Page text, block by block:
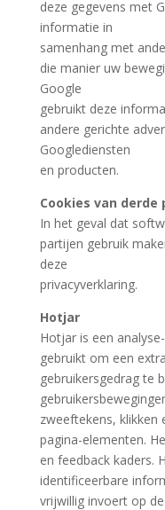
deze gegevens met
informatie in
samenhang met
die manier uw
Google
gebruikt deze
andere gerichte
Googlediensten
en producten.
Cookies van derde
In het geval dat
partijen gebruik
deze
privacyverklaring.
Hotjar
Hotjar is een
gebruikt om een
gebruikersgedrag te
zweeftekens, klikken
pagina-elementen.
en feedback kaders.
identificeerbare
vrijwillig invoert op